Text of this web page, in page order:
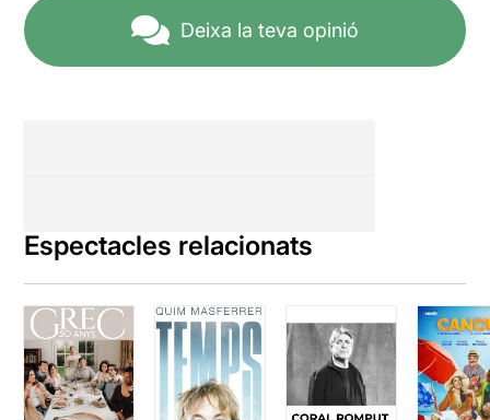
Deixa la teva opinió
Espectacles relacionats